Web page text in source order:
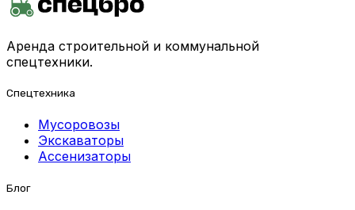
Аренда строительной и коммунальной
спецтехники.
Спецтехника
Мусоровозы
Экскаваторы
Ассенизаторы
Блог